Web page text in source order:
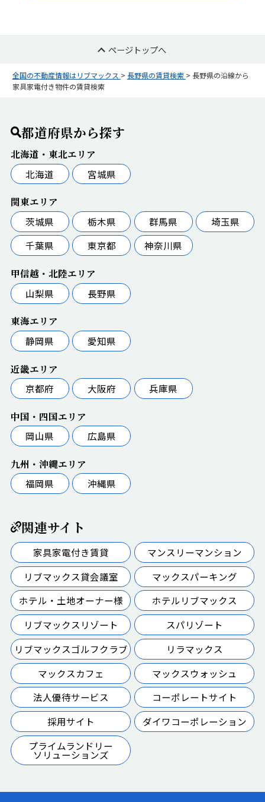
ページトップへ
全国の不動産情報はリブマックス > 長野県の賃貸検索 > 長野県の沿線から
家具家電付き物件の賃貸検索
都道府県から探す
北海道・東北エリア
北海道
宮城県
関東エリア
茨城県
栃木県 群馬県
埼玉県
千葉県
東京都 神奈川県
甲信越・北陸エリア
山梨県
長野県
東海エリア
静岡県
愛知県
近畿エリア
京都府
大阪府 兵庫県
中国・四国エリア
岡山県
広島県
九州・沖縄エリア
福岡県
沖縄県
関連サイト
家具家電付き賃貸
マンスリーマンション
リブマックス貸会議室
マックスパーキング
ホテル・土地オーナー様
ホテルリブマックス
リブマックスリゾート
スパリゾート
リブマックスゴルフクラブ
リラマックス
マックスカフェ
マックスウォッシュ
法人優待サービス
コーポレートサイト
採用サイト
ダイワコーポレーション
プライムランドリー
ソリューションズ